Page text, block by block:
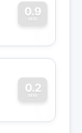
0.9
MW
0
0.2
MW
0